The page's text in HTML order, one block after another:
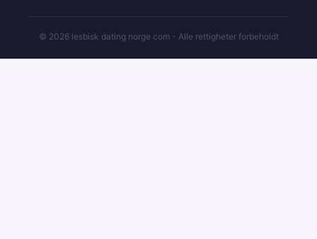
© 2026 lesbisk dating norge com - Alle rettigheter forbeholdt